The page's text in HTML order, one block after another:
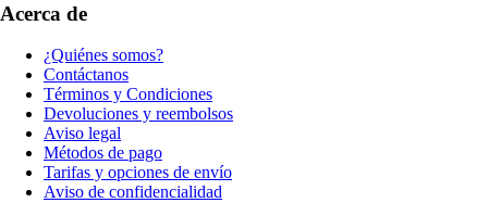
Acerca de
¿Quiénes somos?
Contáctanos
Términos y Condiciones
Devoluciones y reembolsos
Aviso legal
Métodos de pago
Tarifas y opciones de envío
Aviso de confidencialidad